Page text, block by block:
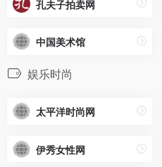
孔夫子拍卖网
中国美术馆
娱乐时尚
太平洋时尚网
伊秀女性网